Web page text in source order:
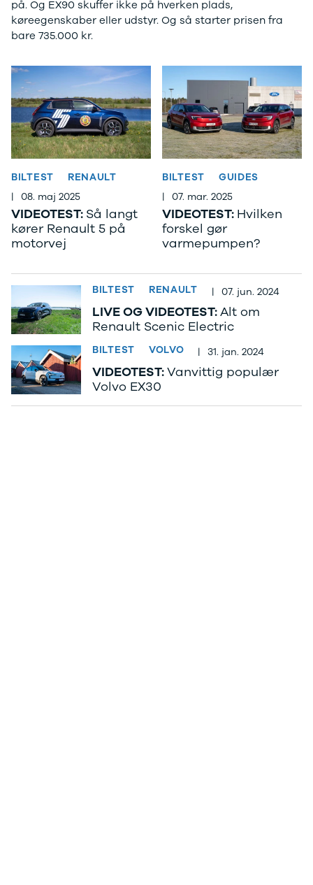
Tilbud
Jogger
Modeller
Privatleasing
Tilbud
Privatleasing
Renault
Volvo
Dacia
Alle nye biler
Ladeløsning
til elbil
Clever
ladeløsning
Norlys
ladeløsning
elbil
Elbiler på vej
Finansiering
og billån
Forsikring
Udlevering
af ny bil
Budget op til
3.000 kr.
guide
Oversigt
Sådan
foregår
privatleasing
Biler til
privatleasing
Service og
dig
Kontakt os
elektrisk?Vi
har et bredt
udvalg af
brugte
populære
modeller her.
BILTEST
RENAULT
| 08. maj 2025
VIDEOTEST: Så langt
kører Renault 5 på
motorvej
på. Og EX90 skuffer ikke på hverken plads,
køreegenskaber eller udstyr. Og så starter prisen fra
bare 735.000 kr.
BILTEST
GUIDES
| 07. mar. 2025
VIDEOTEST: Hvilken
forskel gør
varmepumpen?
BILTEST RENAULT | 07. jun. 2024
LIVE OG VIDEOTEST:Alt om
Renault Scenic Electric
BILTEST VOLVO | 31. jan. 2024
VIDEOTEST:Vanvittig populær
Volvo EX30